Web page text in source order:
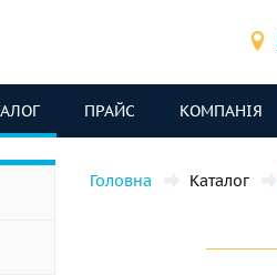
ПРАЙС КОМПАНІЯ
Головна Каталог